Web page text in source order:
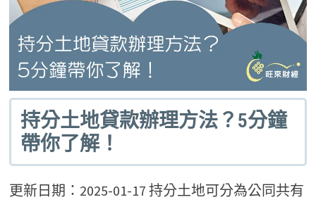
持分土地貸款辦理方法？5分鐘
帶你了解！
更新日期：2025-01-17 持分土地可分為公同共有